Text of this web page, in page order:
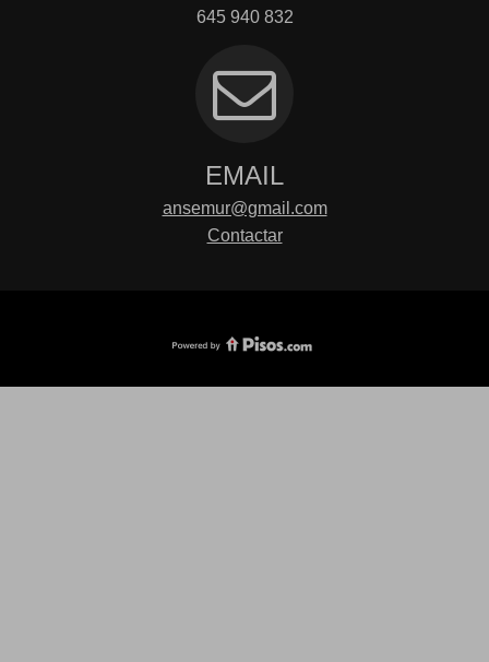
645 940 832
EMAIL
ansemur@gmail.com
Contactar